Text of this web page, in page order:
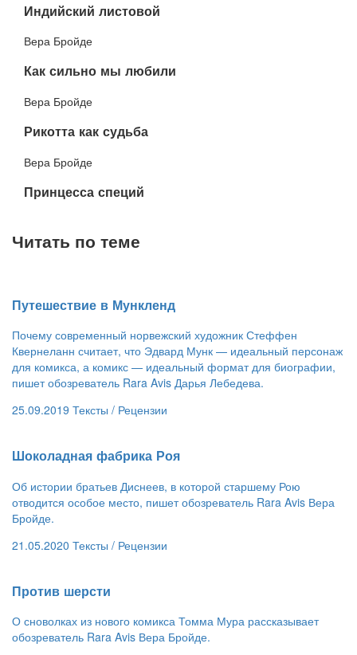
​Индийский листовой
Вера Бройде
​Как сильно мы любили
Вера Бройде
Рикотта как судьба
Вера Бройде
​Принцесса специй
Читать по теме
​Путешествие в Мункленд
Почему современный норвежский художник Стеффен
Квернеланн считает, что Эдвард Мунк — идеальный персонаж
для комикса, а комикс — идеальный формат для биографии,
пишет обозреватель Rara Avis Дарья Лебедева.
25.09.2019 Тексты / Рецензии
​Шоколадная фабрика Роя
Об истории братьев Диснеев, в которой старшему Рою
отводится особое место, пишет обозреватель Rara Avis Вера
Бройде.
21.05.2020 Тексты / Рецензии
​Против шерсти
О сноволках из нового комикса Томма Мура рассказывает
обозреватель Rara Avis Вера Бройде.